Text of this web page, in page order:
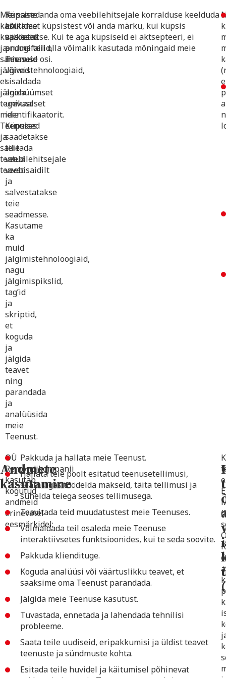
Me
kasutame
küpsiseid
ja
sarnaseid
jälgimistehnoloogiaid,
et
jälgida
tegevust
meie
Teenuses
ja
säilitada
teatud
teavet.
Küpsised
on
väikesed
andmefailid,
mis
võivad
sisaldada
anonüümset
unikaalset
identifikaatorit.
Küpsised
saadetakse
teie
veebilehitsejale
veebisaidilt
ja
salvestatakse
teie
seadmesse.
Kasutame
ka
muid
jälgimistehnoloogiaid,
nagu
jälgimispikslid,
tag’id
ja
skriptid,
et
koguda
ja
jälgida
teavet
ning
parandada
ja
analüüsida
meie
Teenust.
Te saate anda oma veebilehitsejale korralduse keelduda
kõikidest küpsistest või anda märku, kui küpsis
saadetakse. Kui te aga küpsiseid ei aktsepteeri, ei
pruugi teil olla võimalik kasutada mõningaid meie
Teenuse osi.
Andmete
kasutamine
OÜ
Remondikompanii
kasutab
kogutud
andmeid
erinevatel
eesmärkidel:
Pakkuda ja hallata meie Teenust.
Hallata teie poolt esitatud teenusetellimusi,
sealhulgas töödelda makseid, täita tellimusi ja
suhelda teiega seoses tellimusega.
Teavitada teid muudatustest meie Teenuses.
Võimaldada teil osaleda meie Teenuse
interaktiivsetes funktsioonides, kui te seda soovite.
Pakkuda kliendituge.
Koguda analüüsi või väärtuslikku teavet, et
saaksime oma Teenust parandada.
Jälgida meie Teenuse kasutust.
Tuvastada, ennetada ja lahendada tehnilisi
probleeme.
Saata teile uudiseid, eripakkumisi ja üldist teavet
teenuste ja sündmuste kohta.
Esitada teile huvidel ja käitumisel põhinevat